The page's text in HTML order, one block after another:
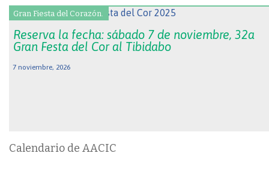
Gran Fiesta del Corazón.
Reserva la fecha: sábado 7 de noviembre, 32a
Gran Festa del Cor al Tibidabo
7 noviembre, 2026
Calendario de AACIC